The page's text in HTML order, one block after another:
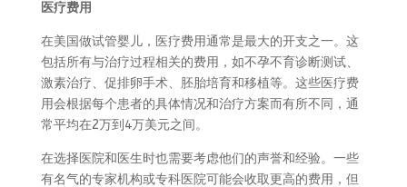
医疗费用
在美国做试管婴儿，医疗费用通常是最大的开支之一。这
包括所有与治疗过程相关的费用，如不孕不育诊断测试、
激素治疗、促排卵手术、胚胎培育和移植等。这些医疗费
用会根据每个患者的具体情况和治疗方案而有所不同，通
常平均在2万到4万美元之间。
在选择医院和医生时也需要考虑他们的声誉和经验。一些
有名气的专家机构或专科医院可能会收取更高的费用，但